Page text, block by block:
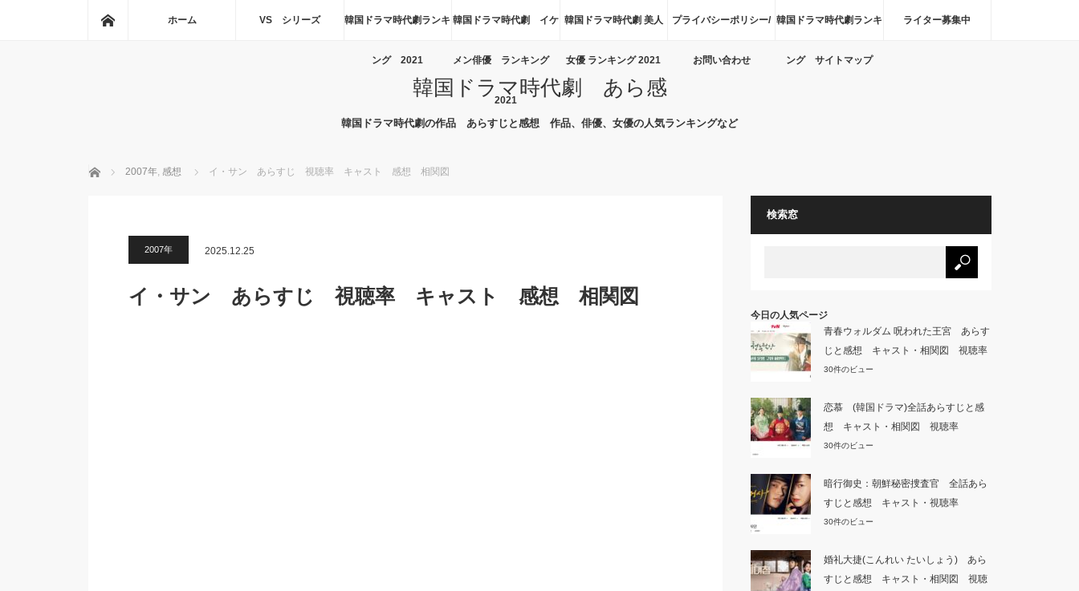
ホーム VS シリーズ 韓国ドラマ時代劇ランキ
ング 2021
韓国ドラマ時代劇 イケ
メン俳優 ランキング
2021
韓国ドラマ時代劇 美人
女優 ランキング 2021
プライバシーポリシー/
お問い合わせ
韓国ドラマ時代劇ランキ
ング サイトマップ
ライター募集中
韓国ドラマ時代劇 あら感
韓国ドラマ時代劇の作品 あらすじと感想 作品、俳優、女優の人気ランキングなど
ホーム 2007年, 感想 イ・サン あらすじ 視聴率 キャスト 感想 相関図
2007年 2025.12.25
イ・サン あらすじ 視聴率 キャスト 感想 相関図
検索窓
今日の人気ページ
青春ウォルダム 呪われた王宮 あらす
じと感想 キャスト・相関図 視聴率
30件のビュー
恋慕 (韓国ドラマ)全話あらすじと感
想 キャスト・相関図 視聴率
30件のビュー
暗行御史：朝鮮秘密捜査官 全話あら
すじと感想 キャスト・視聴率
30件のビュー
婚礼大捷(こんれい たいしょう) あら
すじと感想 キャスト・相関図 視聴